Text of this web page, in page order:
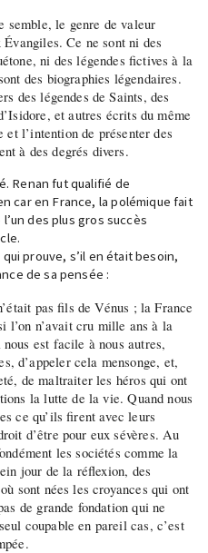
semble, le genre de valeur
Ce ne sont ni des
ni des légendes fictives à la
des biographies légendaires.
des légendes de Saints, des
et autres écrits du même
l’intention de présenter des
à des degrés divers.
Renan fut qualifié de
car en France, la polémique fait
des plus gros succès
prouve, s’il en était besoin,
de sa pensée :
pas fils de Vénus ; la France
l’on n’avait cru mille ans à la
est facile à nous autres,
d’appeler cela mensonge, et,
de maltraiter les héros qui ont
la lutte de la vie. Quand nous
ce qu’ils firent avec leurs
d’être pour eux sévères. Au
les sociétés comme la
jour de la réflexion, des
sont nées les croyances qui ont
de grande fondation qui ne
coupable en pareil cas, c’est